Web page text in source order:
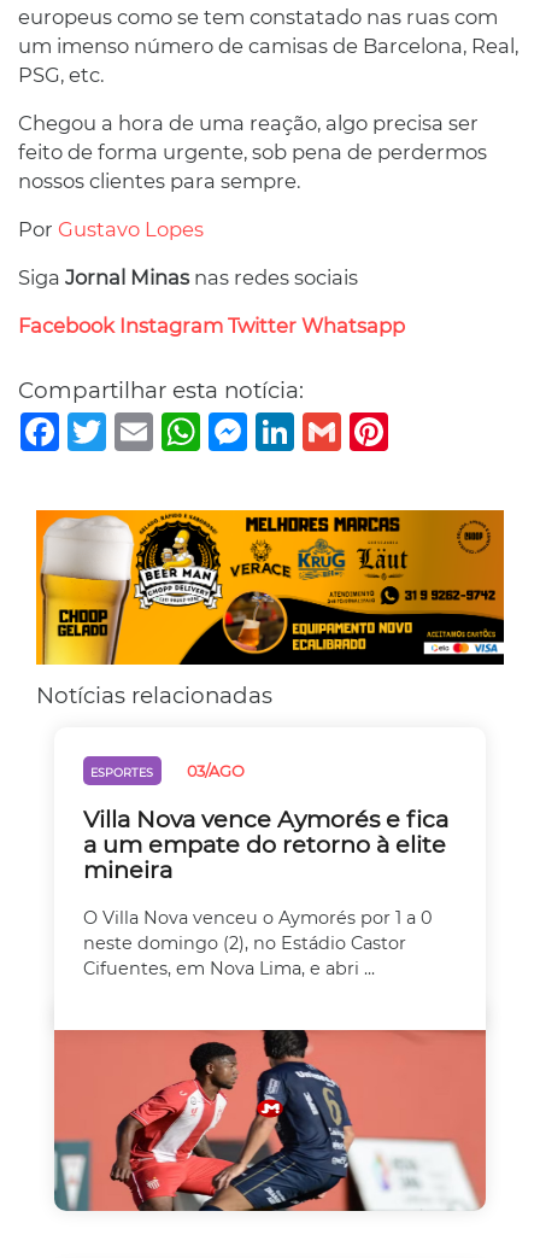
europeus como se tem constatado nas ruas com
um imenso número de camisas de Barcelona, Real,
PSG, etc.
Chegou a hora de uma reação, algo precisa ser
feito de forma urgente, sob pena de perdermos
nossos clientes para sempre.
Por Gustavo Lopes
Siga Jornal Minasnas redes sociais
Facebook Instagram Twitter Whatsapp
Compartilhar esta notícia:
Facebook
TwitterEmail WhatsAppMessenger
LinkedIn
Gmail
Notícias relacionadas
ESPORTES 03/AGO
Villa Nova vence Aymorés e fica
a um empate do retorno à elite
mineira
O Villa Nova venceu o Aymorés por 1 a 0
neste domingo (2), no Estádio Castor
Cifuentes, em Nova Lima, e abri ...